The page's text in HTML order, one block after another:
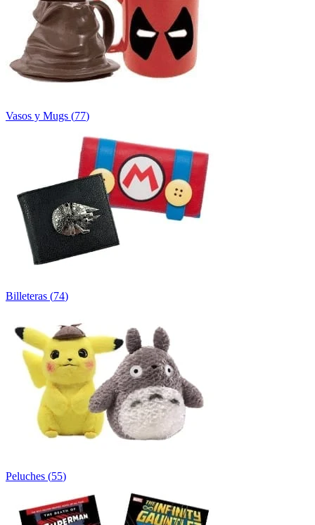
Vasos y Mugs (77)
Billeteras (74)
Peluches (55)